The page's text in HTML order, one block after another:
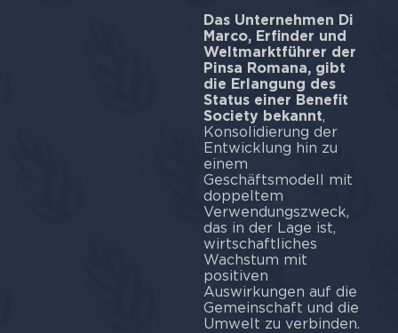
Das Unternehmen Di
Marco, Erfinder und
Weltmarktführer der
Pinsa Romana, gibt
die Erlangung des
Status einer Benefit
Society bekannt,
Konsolidierung der
Entwicklung hin zu
einem
Geschäftsmodell mit
doppeltem
Verwendungszweck,
das in der Lage ist,
wirtschaftliches
Wachstum mit
positiven
Auswirkungen auf die
Gemeinschaft und die
Umwelt zu verbinden.